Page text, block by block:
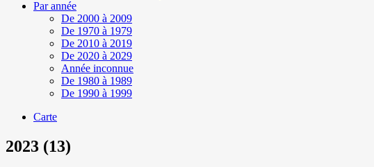
Par année
De 2000 à 2009
De 1970 à 1979
De 2010 à 2019
De 2020 à 2029
Année inconnue
De 1980 à 1989
De 1990 à 1999
Carte
2023 (13)